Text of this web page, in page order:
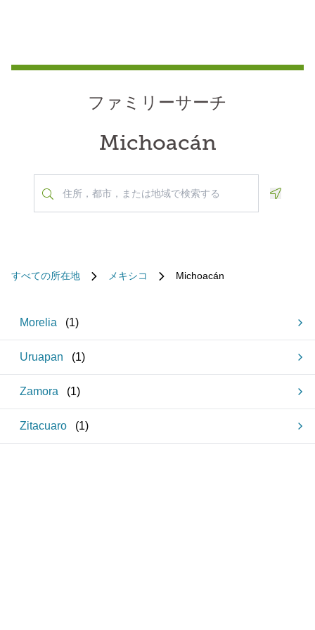
ファミリーサーチ
Michoacán
すべての所在地 メキシコ Michoacán
Morelia (1)
Uruapan (1)
Zamora (1)
Zitacuaro (1)